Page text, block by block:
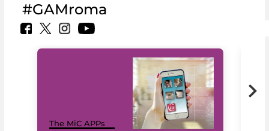
#GAMroma
The MiC APPs